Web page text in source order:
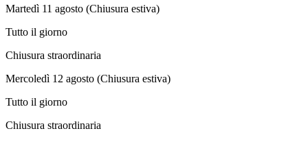
Martedì 11 agosto (Chiusura estiva)
Tutto il giorno
Chiusura straordinaria
Mercoledì 12 agosto (Chiusura estiva)
Tutto il giorno
Chiusura straordinaria